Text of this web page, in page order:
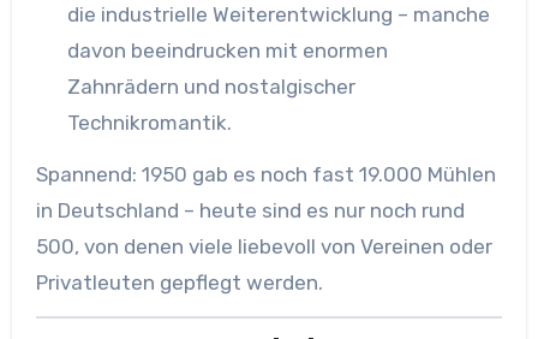
die industrielle Weiterentwicklung – manche
davon beeindrucken mit enormen
Zahnrädern und nostalgischer
Technikromantik.
Spannend: 1950 gab es noch fast 19.000 Mühlen
in Deutschland – heute sind es nur noch rund
500, von denen viele liebevoll von Vereinen oder
Privatleuten gepflegt werden.